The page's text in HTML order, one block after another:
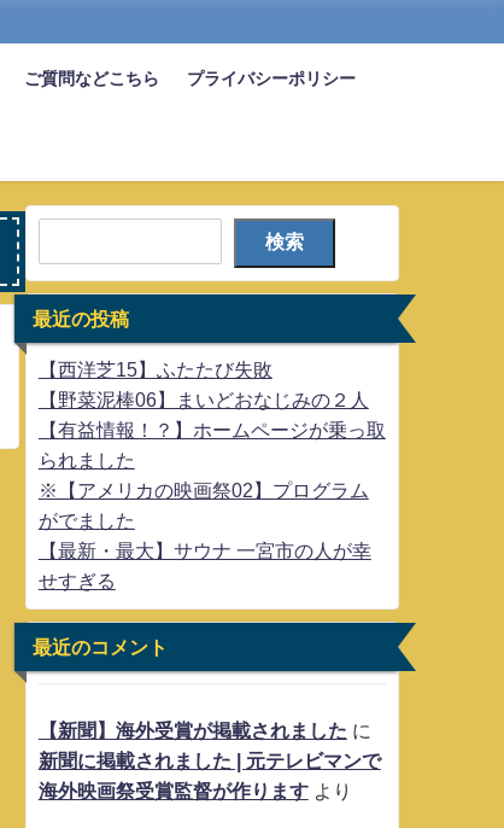
ご質問などこちら プライバシーポリシー
検索
最近の投稿
【西洋芝15】ふたたび失敗
【野菜泥棒06】まいどおなじみの２人
【有益情報！？】ホームページが乗っ取
られました
※【アメリカの映画祭02】プログラム
がでました
【最新・最大】サウナ 一宮市の人が幸
せすぎる
最近のコメント
【新聞】海外受賞が掲載されました に
新聞に掲載されました | 元テレビマンで
海外映画祭受賞監督が作りますより